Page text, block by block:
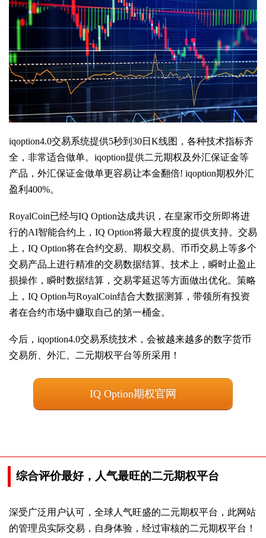
iqoption4.0交易系统提供5秒到30日K线图，各种技术指标齐
全，非常适合做单。iqoption提供二元期权及外汇保证金等
产品，外汇保证金做单更容易让本金翻倍! iqoption期权外汇
盈利400%。
RoyalCoin已经与IQ Option达成共识，在皇家币交所即将进
行的AI智能合约上，IQ Option将最大程度的提供支持。交易
上，IQ Option将在合约交易、期权交易、币币交易上等多个
交易产品上进行精准的交易数据结算。技术上，瞬时止盈止
损操作，瞬时数据结算，交易零延迟等方面做出优化。策略
上，IQ Option与RoyalCoin结合大数据测算，带领所有投资
者在合约市场中赚取自己的第一桶金。
今后，iqoption4.0交易系统技术，会被越来越多的数字货币
交易所、外汇、二元期权平台等所采用！
IQ Option期权官网
综合评价最好，人气最旺的二元期权平台
深受广泛用户认可，全球人气旺盛的二元期权平台，此网站
的管理员实际交易，自身体验，经过审核的二元期权平台！